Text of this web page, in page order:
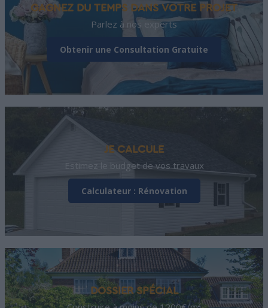
GAGNEZ DU TEMPS DANS VOTRE PROJET
Parlez à nos experts
Obtenir une Consultation Gratuite
JE CALCULE
Estimez le budget de vos travaux
Calculateur : Rénovation
DOSSIER SPÉCIAL